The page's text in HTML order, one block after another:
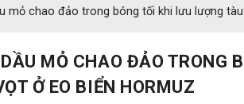
mỏ chao đảo trong bóng tối khi lưu lượng
MỎ CHAO ĐẢO TRONG
Ở EO BIỂN HORMUZ